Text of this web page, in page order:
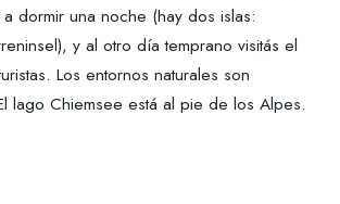
dormir una noche (hay dos islas:
y al otro día temprano visitás el
Los entornos naturales son
lago Chiemsee está al pie de los Alpes.